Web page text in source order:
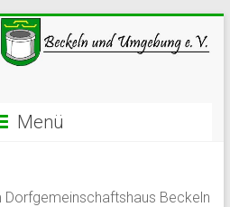
Menü
Beckeln